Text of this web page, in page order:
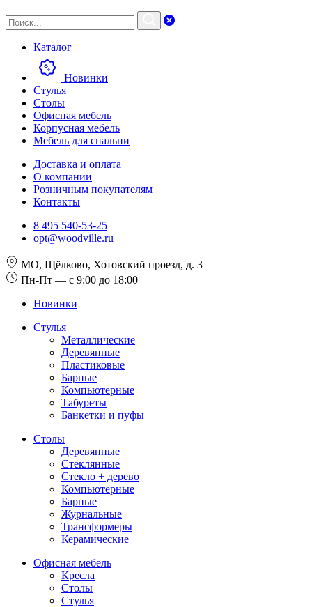
Каталог
Новинки
Стулья
Столы
Офисная мебель
Корпусная мебель
Мебель для спальни
Доставка и оплата
О компании
Розничным покупателям
Контакты
8 495 540-53-25
opt@woodville.ru
МО, Щёлково, Хотовский проезд, д. 3
Пн-Пт — с 9:00 до 18:00
Новинки
Стулья
Металлические
Деревянные
Пластиковые
Барные
Компьютерные
Табуреты
Банкетки и пуфы
Столы
Деревянные
Стеклянные
Стекло + дерево
Компьютерные
Барные
Журнальные
Трансформеры
Керамические
Офисная мебель
Кресла
Столы
Стулья